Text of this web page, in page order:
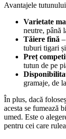
Avantajele
Varietate
neutre, până
Tăiere fină
tuburi tigari
Preț
tutun de pe
gramaje, de la
În plus, dacă
acesta se fumează
umed. Este o
pentru cei care